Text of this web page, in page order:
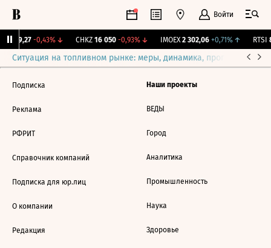
Войти
9,27 -0,43%↓ CHKZ 16 050 -0,93%↓ IMOEX 2 302,06 +0,71%↑ RTSI
Ситуация на топливном рынке: меры, динамика, прогнозы
Подписка
Реклама
РФРИТ
Справочник компаний
Подписка для юр.лиц
О компании
Редакция
Наши проекты
ВЕДЫ
Город
Аналитика
Промышленность
Наука
Здоровье